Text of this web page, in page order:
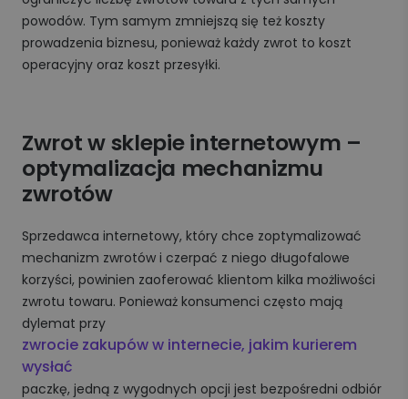
powodów. Tym samym zmniejszą się też koszty
prowadzenia biznesu, ponieważ każdy zwrot to koszt
operacyjny oraz koszt przesyłki.
Zwrot w sklepie internetowym –
optymalizacja mechanizmu
zwrotów
Sprzedawca internetowy, który chce zoptymalizować
mechanizm zwrotów i czerpać z niego długofalowe
korzyści, powinien zaoferować klientom kilka możliwości
zwrotu towaru. Ponieważ konsumenci często mają
dylemat przy
zwrocie zakupów w internecie, jakim kurierem
wysłać
paczkę, jedną z wygodnych opcji jest bezpośredni odbiór